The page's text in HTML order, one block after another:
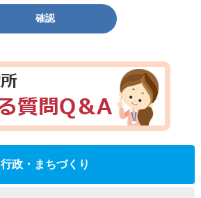
確認
行政・まちづくり